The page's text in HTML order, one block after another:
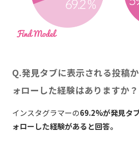
Q.発見タブに表示される投稿
ォローした経験はありますか？
インスタグラマーの69.2%が発見タ
ォローした経験があると回答。